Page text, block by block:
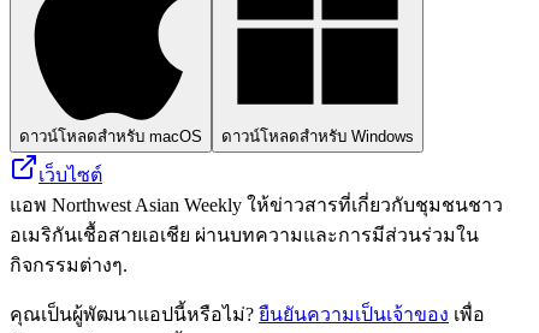
ดาวน์โหลดสำหรับ macOS ดาวน์โหลดสำหรับ Windows
เว็บไซต์
แอพ Northwest Asian Weekly ให้ข่าวสารที่เกี่ยวกับชุมชนชาว
อเมริกันเชื้อสายเอเชีย ผ่านบทความและการมีส่วนร่วมใน
กิจกรรมต่างๆ.
คุณเป็นผู้พัฒนาแอปนี้หรือไม่? ยืนยันความเป็นเจ้าของ เพื่อ